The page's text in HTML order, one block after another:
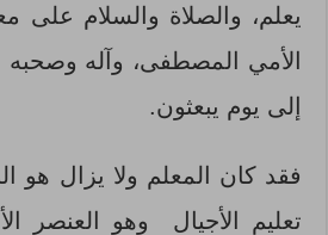
يعلم، والصلاة والسلام على
الأمي المصطفى، وآله وصحبه
إلى يوم يبعثون.
فقد كان المعلم ولا يزال هو
تعليم الأجيال وهو العنصر